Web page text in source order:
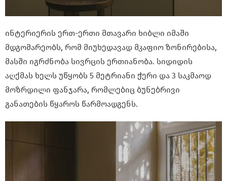
ინტერიერის ერთ-ერთი მთავარი ხიბლი იმაში
მდგომარეობს, რომ მიუხედავად მკაფიო ზონირებისა,
მასში იგრძნობა სივრცის ერთიანობა. სიდიდის
აღქმას ხელს უწყობს 5 მეტრიანი ჭერი და 3 საკმაოდ
მოზრდილი ფანჯარა, რომლებიც ბუნებრივი
განათების წყაროს წარმოადგენს.